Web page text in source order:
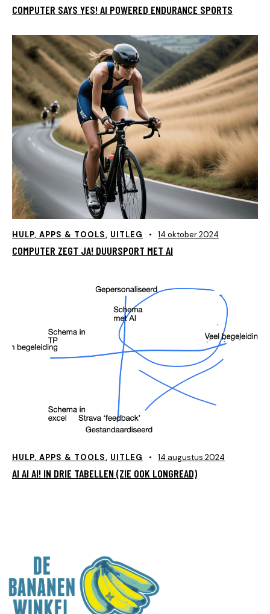
COMPUTER SAYS YES! AI POWERED ENDURANCE SPORTS
HULP, APPS & TOOLS, UITLEG 14 oktober 2024
COMPUTER ZEGT JA! DUURSPORT MET AI
HULP, APPS & TOOLS, UITLEG 14 augustus 2024
AI AI AI! IN DRIE TABELLEN (ZIE OOK LONGREAD)